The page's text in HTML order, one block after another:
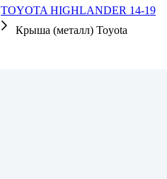
TOYOTA HIGHLANDER 14-19
Крыша (металл) Toyota